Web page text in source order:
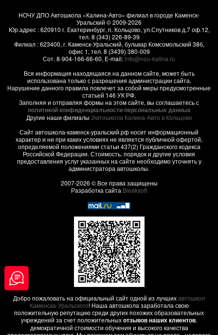
НОЧУ ДПО Автошкола «Калина-Авто» филиал в городе Каменск-
Уральский © 2009-2026
Юр.адрес :620910 г. Екатеринбург, п. Кольцово, ул.Спутников д.7 оф.12,
тел. 8 (343) 226-89-39
Филиал :623400, г. Каменск-Уральский, бульвар Комсомольский 38б,
офис 1, тел. 8 (3439) 380-009
Сот. 8-904-166-66-60, E-mail:info@nou-kalina.ru
Вся информация находящаяся на данном сайте, может быть
использована только с разрешения администрации сайта.
Нарушение данного правила повлечет за собой меры предусмотренные
статьей 146 УК РФ.
Заполняя и отправляя формы на этом сайте, вы соглашаетесь с
политикой конфиденциальности персональных данных
Другие наши филиалы :Автошкола Калина-Авто в Кольцово
Сайт автошкола-каменск-уральский.рф носит информационный
характер и ни при каких условиях не является публичной офертой,
определяемой положениями статьи 437(2) Гражданского кодекса
Российской Федерации. Стоимость, порядок и другие условия
предоставления услуг указанных на сайте необходимо уточнять у
администратора автошколы.
2007-2026 © Все права защищены
Разработка сайта Bleaksoft
Добро пожаловать на официальный сайт одной из лучшихавтошкол
Каменска-Уральского! Наша автошкола заработала свою
положительную репутацию среди других похожих образовательных
учреждений за счет положительныхотзывов наших клиентов,
демократичной стоимости обучения и высокого качества